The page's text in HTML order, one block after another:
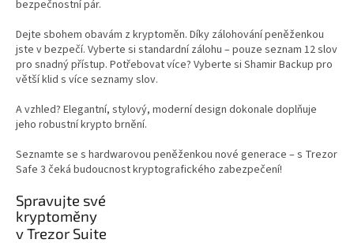
bezpečnostní pár.
Dejte sbohem obavám z kryptoměn. Díky zálohování peněženkou
jste v bezpečí. Vyberte si standardní zálohu – pouze seznam 12 slov
pro snadný přístup. Potřebovat více? Vyberte si Shamir Backup pro
větší klid s více seznamy slov.
A vzhled? Elegantní, stylový, moderní design dokonale doplňuje
jeho robustní krypto brnění.
Seznamte se s hardwarovou peněženkou nové generace – s Trezor
Safe 3 čeká budoucnost kryptografického zabezpečení!
Spravujte své
kryptoměny
v Trezor Suite